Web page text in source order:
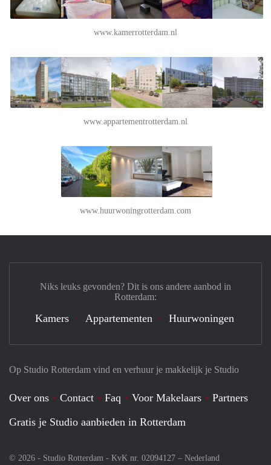
www.kamerrotterdam.nl
www.appartementrotterdam.nl
www.huurwoningrotterdam.com
Op Studio Rotterdam vind en verhuur je makkelijk je Studio
Over ons Contact Faq Voor Makelaars
Partners
Gratis je Studio aanbieden in Rotterdam
© 2026 - Studio Rotterdam - KvK nr. 02094127 – Nederland
Niks leuks gevonden? Dit is ons andere aanbod in
Rotterdam:
Kamers Appartementen Huurwoningen